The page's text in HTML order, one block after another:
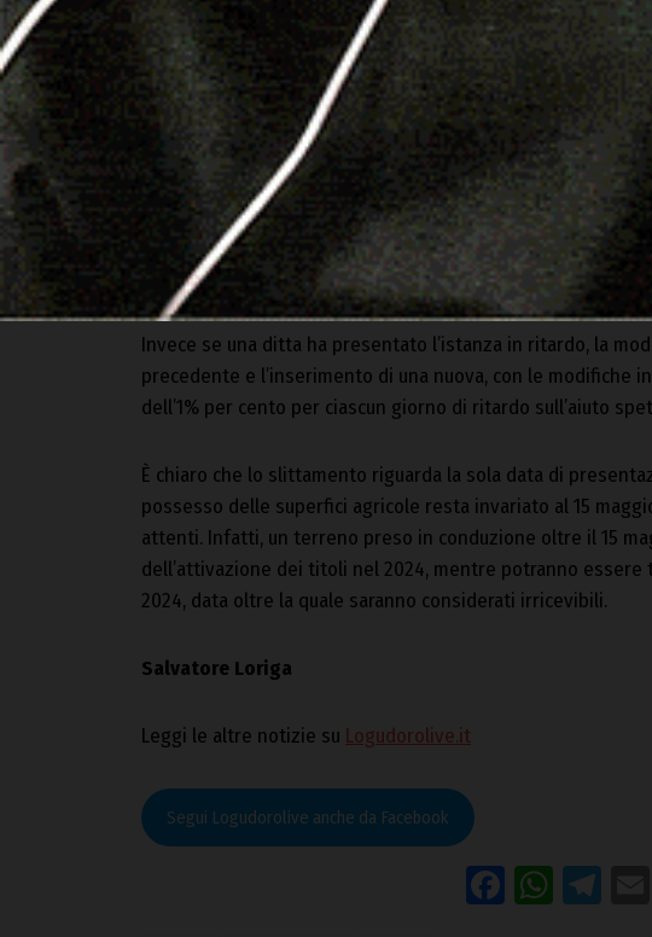
del valore di quelli già posseduti, con una decurtazione
per ogni giorno di ritardo. Anche in questo caso, le
irricevibili.
Tempistica applicata anche a tutti i documenti allegati,
determinanti ai fini dell’ammissibilità dell’aiuto.
Naturalmente è previsto che la domanda iniziale, se
modificata, sia per quanto riguarda le particelle che i capi
Invece se una ditta ha presentato l’istanza in ritardo, la
precedente e l’inserimento di una nuova, con le modifiche
dell’1% per cento per ciascun giorno di ritardo sull’aiuto
È chiaro che lo slittamento riguarda la sola data di
possesso delle superfici agricole resta invariato al 15
attenti. Infatti, un terreno preso in conduzione oltre il 15
dell’attivazione dei titoli nel 2024, mentre potranno
2024, data oltre la quale saranno considerati irricevibili.
Salvatore Loriga
Leggi le altre notizie su Logudorolive.it
Segui Logudorolive anche da Facebook
Facebook